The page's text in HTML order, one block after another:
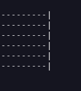
|
|
|
|
|
|